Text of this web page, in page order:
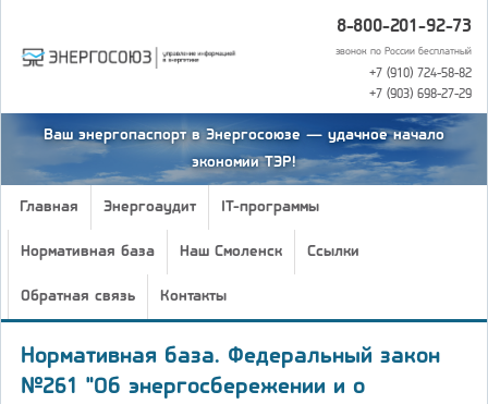
8-800-201-92-73
звонок по России бесплатный
+7 (910) 724-58-82
+7 (903) 698-27-29
Ваш энергопаспорт в Энергосоюзе — удачное начало
экономии ТЭР!
Главная Энергоаудит IT-программы
Нормативная база Наш Смоленск Ссылки
Обратная связь Контакты
Нормативная база. Федеральный закон
№261 "Об энергосбережении и о